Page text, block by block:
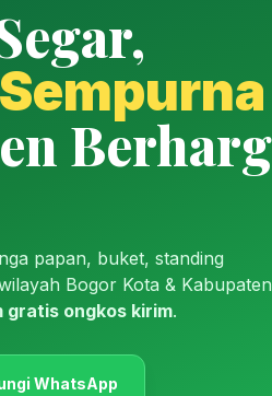
papan, buket, standing
Bogor Kota & Kabupaten
gratis ongkos kirim.
WhatsApp